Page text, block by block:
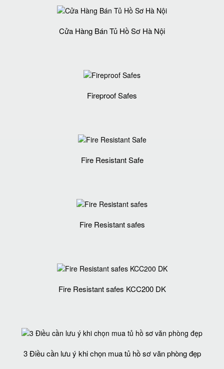
Cửa Hàng Bán Tủ Hồ Sơ Hà Nội
Fireproof Safes
Fire Resistant Safe
Fire Resistant safes
Fire Resistant safes KCC200 DK
3 Điều cần lưu ý khi chọn mua tủ hồ sơ văn phòng đẹp